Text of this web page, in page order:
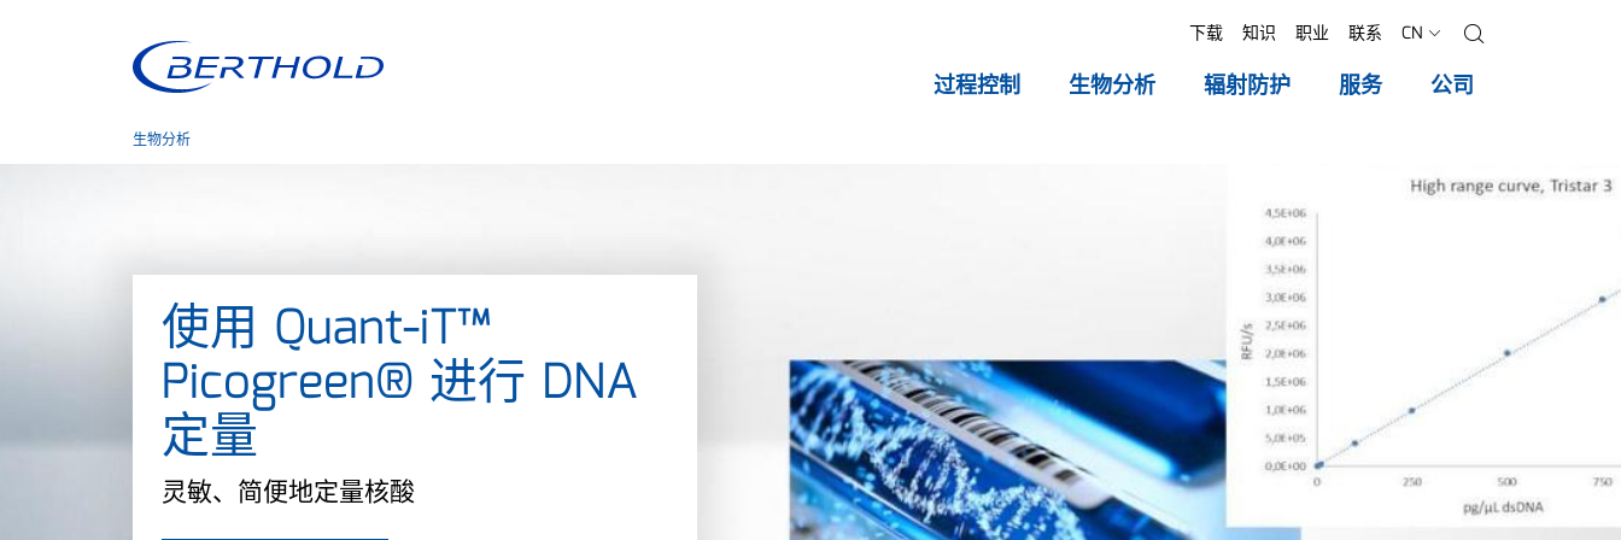
下载 知识 职业 联系 CN
过程控制 生物分析 辐射防护 服务 公司
生物分析
使用 Quant-iT™
Picogreen® 进行 DNA
定量
灵敏、简便地定量核酸